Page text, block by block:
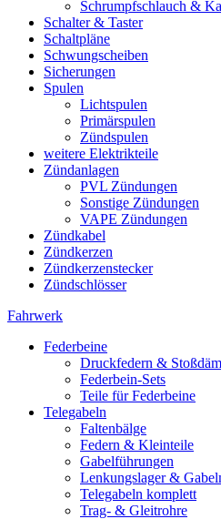
Schrumpfschlauch &
Schalter & Taster
Schaltpläne
Schwungscheiben
Sicherungen
Spulen
Lichtspulen
Primärspulen
Zündspulen
weitere Elektrikteile
Zündanlagen
PVL Zündungen
Sonstige Zündungen
VAPE Zündungen
Zündkabel
Zündkerzen
Zündkerzenstecker
Zündschlösser
Fahrwerk
Federbeine
Druckfedern &
Federbein-Sets
Teile für Federbeine
Telegabeln
Faltenbälge
Federn & Kleinteile
Gabelführungen
Lenkungslager &
Telegabeln komplett
Trag- & Gleitrohre